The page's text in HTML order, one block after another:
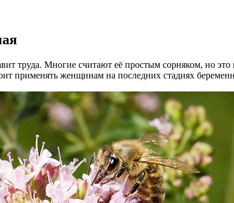
труда. Многие считают её простым сорняком, но это
применять женщинам на последних стадиях